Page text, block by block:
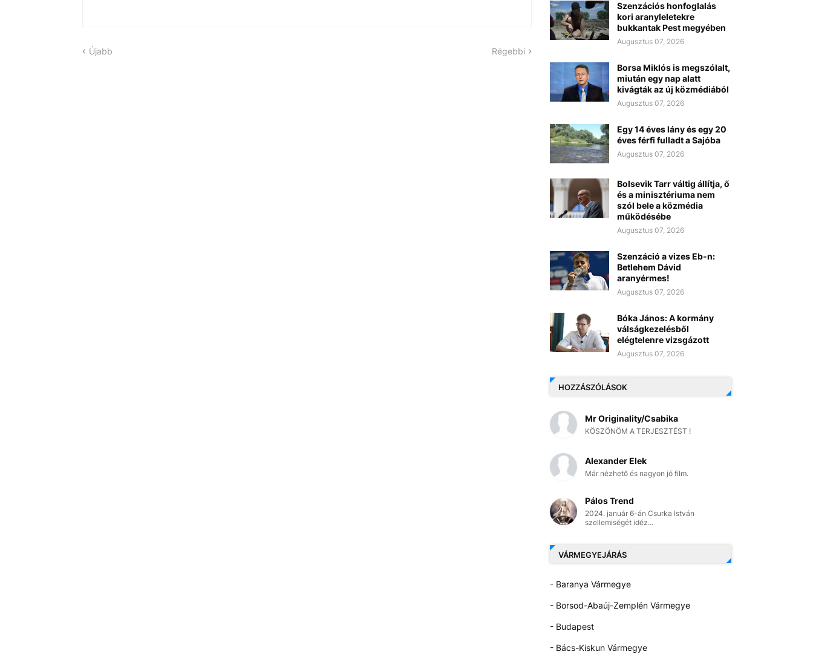
Újabb Régebbi
Szenzációs honfoglalás
kori aranyleletekre
bukkantak Pest megyében
Augusztus 07, 2026
Borsa Miklós is megszólalt,
miután egy nap alatt
kivágták az új közmédiából
Augusztus 07, 2026
Egy 14 éves lány és egy 20
éves férfi fulladt a Sajóba
Augusztus 07, 2026
Bolsevik Tarr váltig állítja, ő
és a minisztériuma nem
szól bele a közmédia
működésébe
Augusztus 07, 2026
Szenzáció a vizes Eb-n:
Betlehem Dávid
aranyérmes!
Augusztus 07, 2026
Bóka János: A kormány
válságkezelésből
elégtelenre vizsgázott
Augusztus 07, 2026
HOZZÁSZÓLÁSOK
Mr Originality/Csabika
KÖSZÖNÖM A TERJESZTÉST !
Alexander Elek
Már nézhető és nagyon jó film.
Pálos Trend
2024. január 6-án Csurka István
szellemiségét idéz...
VÁRMEGYEJÁRÁS
- Baranya Vármegye
- Borsod-Abaúj-Zemplén Vármegye
- Budapest
- Bács-Kiskun Vármegye